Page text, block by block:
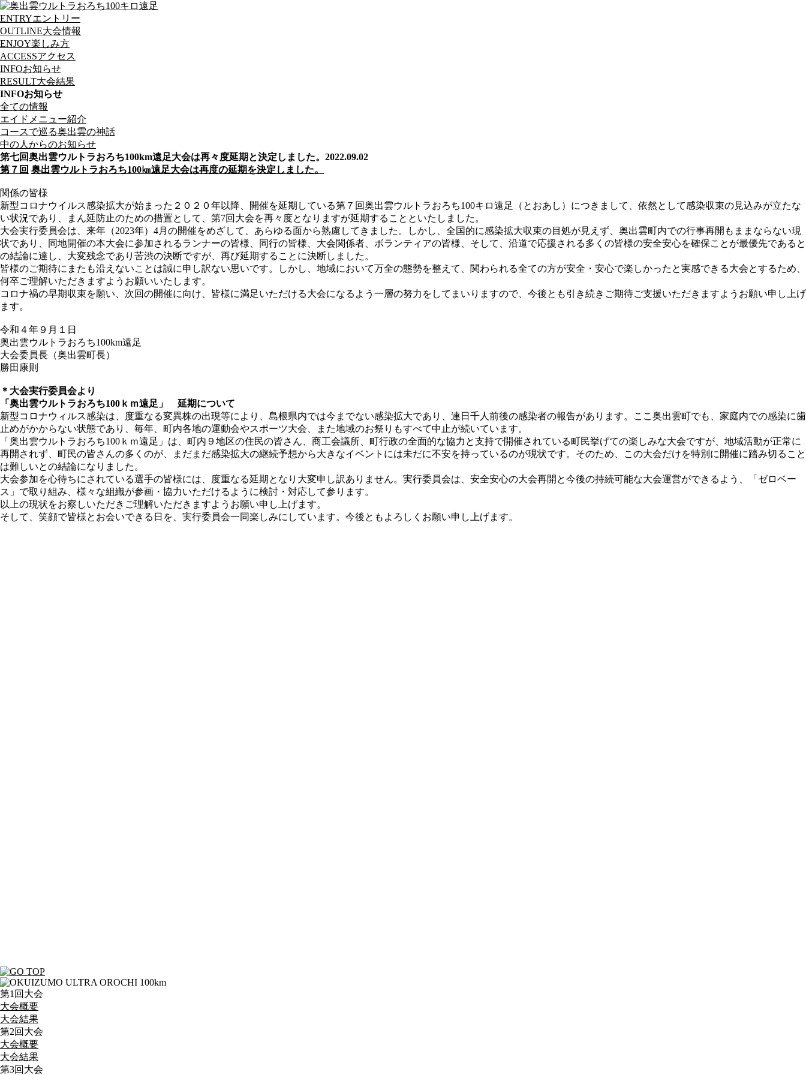
ENTRYエントリー
OUTLINE大会情報
ENJOY楽しみ方
ACCESSアクセス
INFOお知らせ
RESULT大会結果
INFOお知らせ
全ての情報
エイドメニュー紹介
コースで巡る奥出雲の神話
中の人からのお知らせ
第七回奥出雲ウルトラおろち100km遠足大会は再々度延期と決定しました。 2022.09.02
第７回 奥出雲ウルトラおろち100㎞遠足大会は再度の延期を決定しました。
関係の皆様
新型コロナウイルス感染拡大が始まった２０２０年以降、開催を延期している第７回奥出雲ウルトラおろち100キロ遠足（とおあし）につきまして、依然として感染収束の見込みが立たな
い状況であり、まん延防止のための措置として、第7回大会を再々度となりますが延期することといたしました。
大会実行委員会は、来年（2023年）4月の開催をめざして、あらゆる面から熟慮してきました。しかし、全国的に感染拡大収束の目処が見えず、奥出雲町内での行事再開もままならない現
状であり、同地開催の本大会に参加されるランナーの皆様、同行の皆様、大会関係者、ボランティアの皆様、そして、沿道で応援される多くの皆様の安全安心を確保ことが最優先であると
の結論に達し、大変残念であり苦渋の決断ですが、再び延期することに決断しました。
皆様のご期待にまたも沿えないことは誠に申し訳ない思いです。しかし、地域において万全の態勢を整えて、関わられる全ての方が安全・安心で楽しかったと実感できる大会とするため、
何卒ご理解いただきますようお願いいたします。
コロナ禍の早期収束を願い、次回の開催に向け、皆様に満足いただける大会になるよう一層の努力をしてまいりますので、今後とも引き続きご期待ご支援いただきますようお願い申し上げ
ます。
令和４年９月１日
奥出雲ウルトラおろち100km遠足
大会委員長（奥出雲町長）
勝田康則
＊大会実行委員会より
「奥出雲ウルトラおろち100ｋｍ遠足」 延期について
新型コロナウィルス感染は、度重なる変異株の出現等により、島根県内では今までない感染拡大であり、連日千人前後の感染者の報告があります。ここ奥出雲町でも、家庭内での感染に歯
止めがかからない状態であり、毎年、町内各地の運動会やスポーツ大会、また地域のお祭りもすべて中止が続いています。
「奥出雲ウルトラおろち100ｋｍ遠足」は、町内９地区の住民の皆さん、商工会議所、町行政の全面的な協力と支持で開催されている町民挙げての楽しみな大会ですが、地域活動が正常に
再開されず、町民の皆さんの多くのが、まだまだ感染拡大の継続予想から大きなイベントには未だに不安を持っているのが現状です。そのため、この大会だけを特別に開催に踏み切ること
は難しいとの結論になりました。
大会参加を心待ちにされている選手の皆様には、度重なる延期となり大変申し訳ありません。実行委員会は、安全安心の大会再開と今後の持続可能な大会運営ができるよう、「ゼロベー
ス」で取り組み、様々な組織が参画・協力いただけるように検討・対応して参ります。
以上の現状をお察しいただきご理解いただきますようお願い申し上げます。
そして、笑顔で皆様とお会いできる日を、実行委員会一同楽しみにしています。今後ともよろしくお願い申し上げます。
第1回大会
大会概要
大会結果
第2回大会
大会概要
大会結果
第3回大会